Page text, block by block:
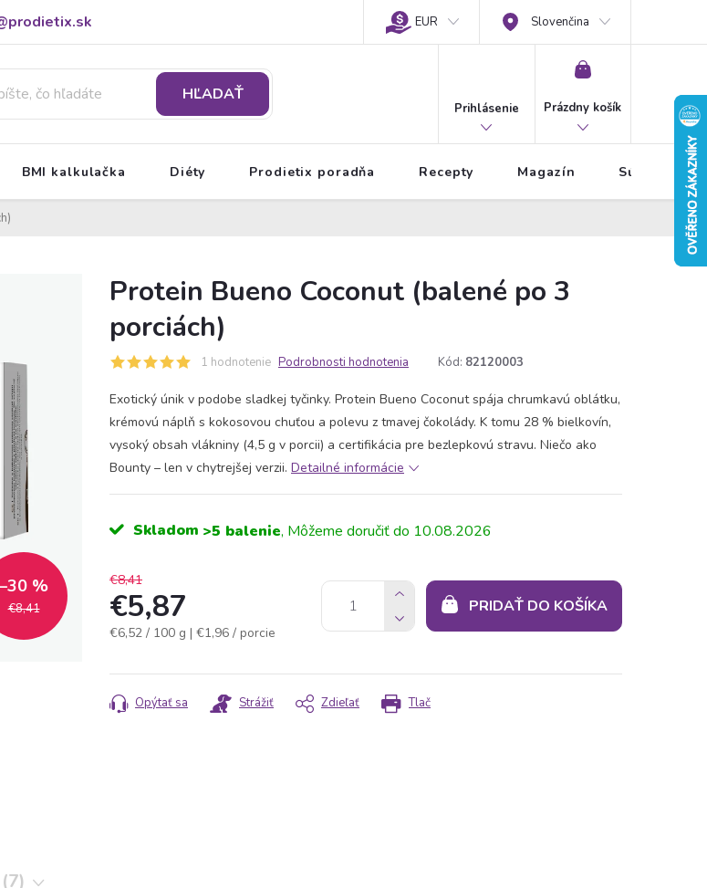
BMI kalkulačka EUR Slovenčina
HĽADAŤ
Prihlásenie
NÁKUPNÝ
Prázdny košík
BMI kalkulačka Diéty Prodietix poradňa Recepty Magazín Súťaže
€8,41
–30 %
Protein Bueno Coconut (balené po 3
porciách)
1 hodnotenie Podrobnosti hodnotenia Kód: 82120003
Exotický únik v podobe sladkej tyčinky. Protein Bueno Coconut spája chrumkavú oblátku,
krémovú náplň s kokosovou chuťou a polevu z tmavej čokolády. K tomu 28 % bielkovín,
vysoký obsah vlákniny (4,5 g v porcii) a certifikácia pre bezlepkovú stravu. Niečo ako
Bounty – len v chytrejšej verzii. Detailné informácie
Skladom >5 balenie 10.08.2026
€8,41
€5,87
Jednotková
€6,52 / 100 g | €1,96 / porcie
PRIDAŤ DO KOŠÍKA
Tlač
Opýtať sa Strážiť Zdieľať